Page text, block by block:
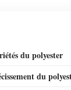
du polyester
du